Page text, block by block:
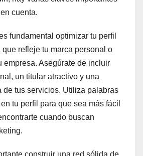
cuenta.
fundamental optimizar tu perfil
refleje tu marca personal o
empresa. Asegúrate de incluir
un titular atractivo y una
de tus servicios. Utiliza palabras
tu perfil para que sea más fácil
cuando buscan